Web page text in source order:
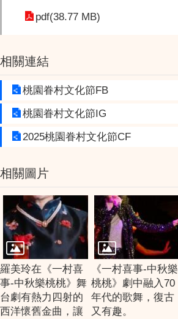
pdf(38.77 MB)
相關連結
桃園眷村文化節FB
桃園眷村文化節IG
2025桃園眷村文化節CF
相關圖片
羅美玲在《一村喜
事-中秋樂桃桃》舞
台劇有熱力四射的
西洋懷舊金曲，讓
《一村喜事-中秋樂
桃桃》劇中融入70
年代的歌舞，復古
又有趣。